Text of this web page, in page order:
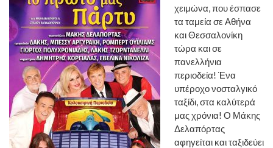
χειμώνα, που έσπασε
τα ταμεία σε Αθήνα
και Θεσσαλονίκη
τώρα και σε
πανελλήνια
περιοδεία! Ένα
υπέροχο νοσταλγικό
ταξίδι, στα καλύτερά
μας χρόνια! Ο Μάκης
Δελαπόρτας
αφηγείται και ταξιδεύει